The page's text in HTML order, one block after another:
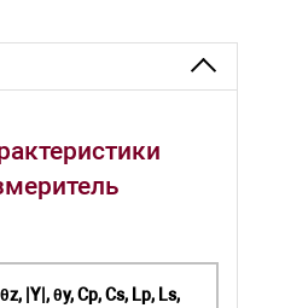
θz, |Y|, θy, Cp, Cs, Lp, Ls,